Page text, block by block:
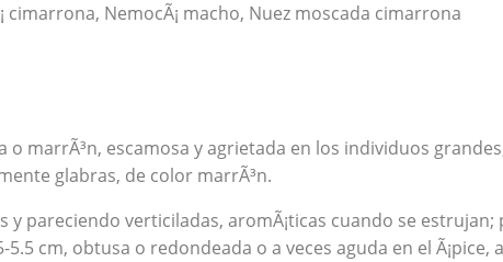
NemocÃ¡ macho, Nuez moscada cimarrona
o marrÃ³n, escamosa y agrietada en los individuos
glabras, de color marrÃ³n.
pareciendo verticiladas, aromÃ¡ticas cuando se estrujan;
cm, obtusa o redondeada o a veces aguda en el Ã¡pice,